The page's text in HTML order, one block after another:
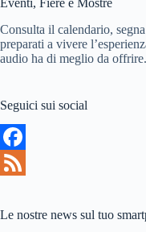
Consulta il calendario,
preparati a vivere
audio ha di meglio da offrire.
Seguici sui social
F
c
e
Le nostre news sul tuo